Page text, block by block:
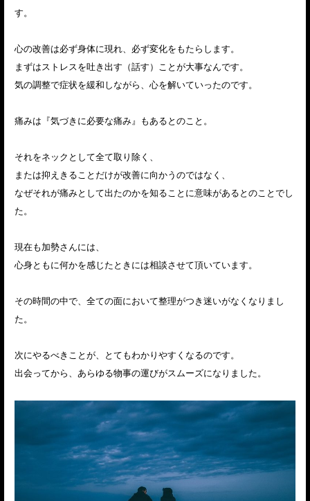
す。
心の改善は必ず身体に現れ、必ず変化をもたらします。
まずはストレスを吐き出す（話す）ことが大事なんです。
気の調整で症状を緩和しながら、心を解いていったのです。
痛みは『気づきに必要な痛み』もあるとのこと。
それをネックとして全て取り除く、
または抑えきることだけが改善に向かうのではなく、
なぜそれが痛みとして出たのかを知ることに意味があるとのことでし
た。
現在も加勢さんには、
心身ともに何かを感じたときには相談させて頂いています。
その時間の中で、全ての面において整理がつき迷いがなくなりまし
た。
次にやるべきことが、とてもわかりやすくなるのです。
出会ってから、あらゆる物事の運びがスムーズになりました。